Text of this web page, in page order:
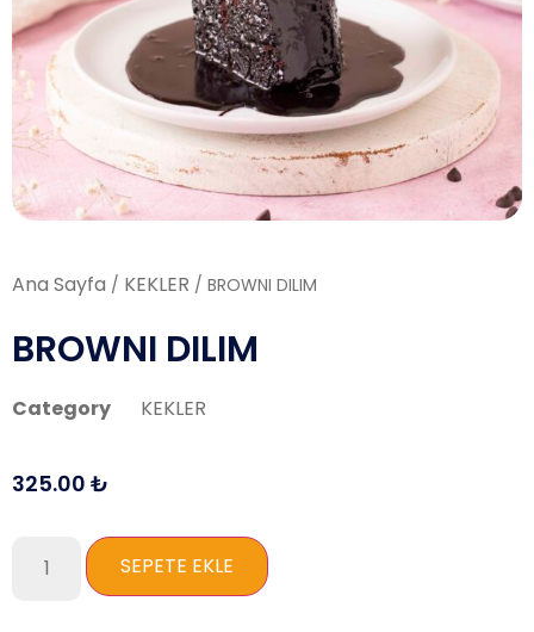
Ana Sayfa / KEKLER / BROWNI DILIM
BROWNI DILIM
Category KEKLER
325.00 ₺
SEPETE EKLE